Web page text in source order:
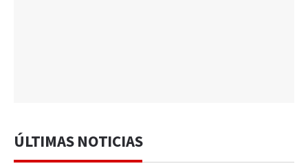
ÚLTIMAS NOTICIAS